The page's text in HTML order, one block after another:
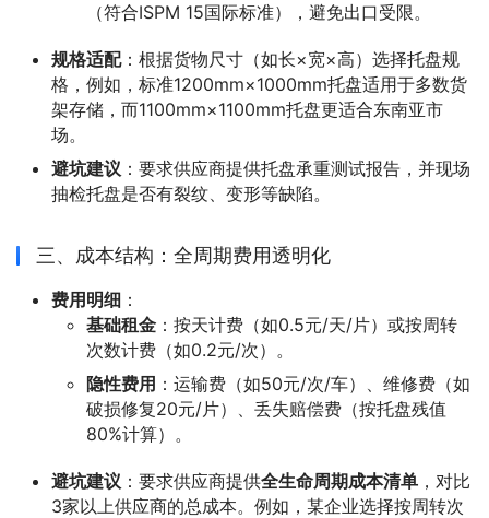
（符合ISPM 15国际标准），避免出口受限。
规格适配：根据货物尺寸（如长×宽×高）选择托盘规
格，例如，标准1200mm×1000mm托盘适用于多数货
架存储，而1100mm×1100mm托盘更适合东南亚市
场。
避坑建议 ：要求供应商提供托盘承重测试报告，并现场
抽检托盘是否有裂纹、变形等缺陷。
三、成本结构：全周期费用透明化
费用明细 ：
基础租金 ：按天计费（如0.5元/天/片）或按周转
次数计费（如0.2元/次）。
隐性费用 ：运输费（如50元/次/车）、维修费（如
破损修复20元/片）、丢失赔偿费（按托盘残值
80%计算）。
避坑建议 ：要求供应商提供全生命周期成本清单 ，对比
3家以上供应商的总成本。例如，某企业选择按周转次